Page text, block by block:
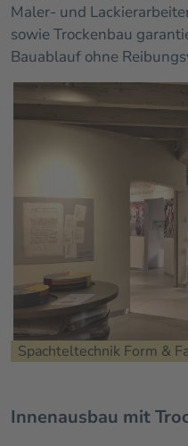
Maler- und
sowie Trockenbau
Bauablauf ohne
Spachteltechnik Form &
Innenausbau mit